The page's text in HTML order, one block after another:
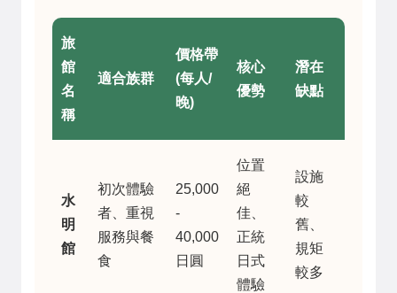
旅
館
名
稱
適合族群
價格帶
(每人/
晚)
核心
優勢
潛在
缺點
水
明
館
初次體驗
者、重視
服務與餐
食
25,000
-
40,000
日圓
位置
絕
佳、
正統
日式
體驗
設施
較
舊、
規矩
較多